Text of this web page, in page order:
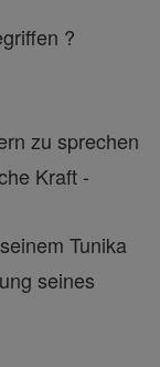
?
zu sprechen
Kraft -
Tunika
seines